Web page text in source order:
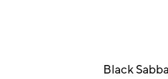
Black